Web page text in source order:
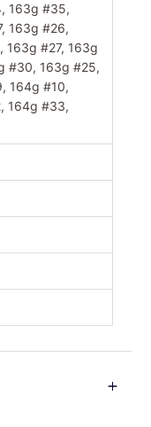
163g #35,
163g #26,
163g #27, 163g
#30, 163g #25,
164g #10,
164g #33,